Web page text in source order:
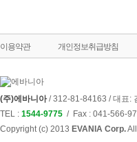
이용약관 개인정보취급방침
(주)에바니아/ 312-81-84163 / 대표:
TEL : 1544-9775 / Fax : 041-566-
Copyright (c) 2013 EVANIA Corp.